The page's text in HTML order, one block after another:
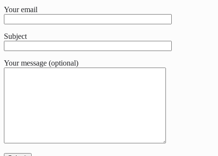
Your email
Subject
Your message (optional)